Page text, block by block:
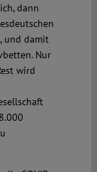
dann
und damit
Nur
wird